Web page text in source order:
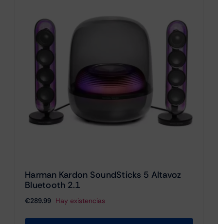
Harman Kardon SoundSticks 5 Altavoz
Bluetooth 2.1
€289.99 Hay existencias